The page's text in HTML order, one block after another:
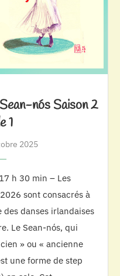
nós Saison 2
1
2025
h 30 min – Les
sont consacrés à
des danses irlandaises
Le Sean-nós, qui
» ou « ancienne
une forme de step